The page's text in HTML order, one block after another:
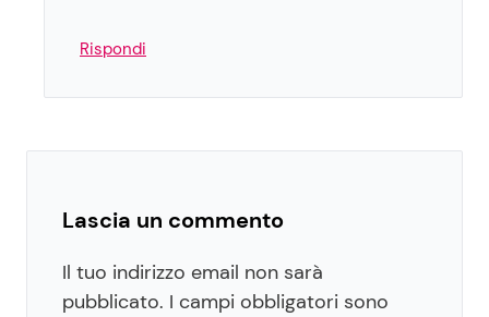
Rispondi
Lascia un commento
Il tuo indirizzo email non sarà
pubblicato. I campi obbligatori sono